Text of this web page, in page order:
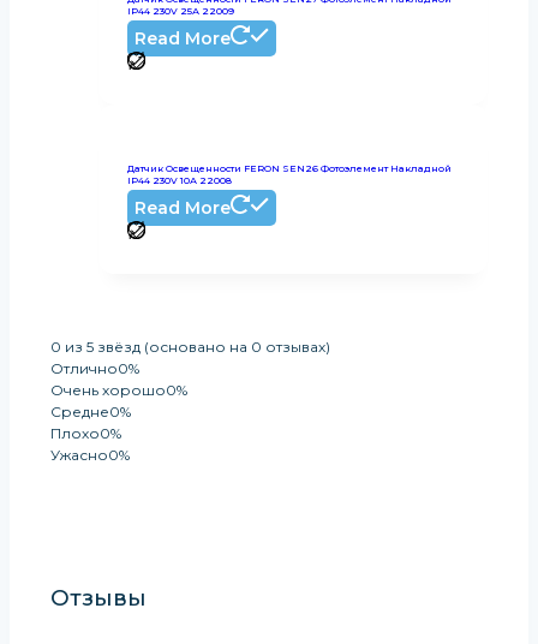
IP44 230V 25А 22009
Read More
Датчик Освещенности FERON SEN26 Фотоэлемент Накладной
IP44 230V 10А 22008
Read More
0 из 5 звёзд (основано на 0 отзывах)
Отлично0%
Очень хорошо0%
Средне0%
Плохо0%
Ужасно0%
Отзывы